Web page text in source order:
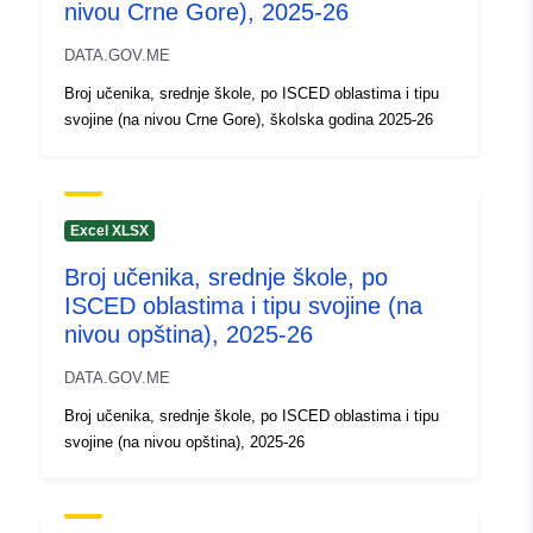
nivou Crne Gore), 2025-26
DATA.GOV.ME
Broj učenika, srednje škole, po ISCED oblastima i tipu
svojine (na nivou Crne Gore), školska godina 2025-26
Excel XLSX
Broj učenika, srednje škole, po
ISCED oblastima i tipu svojine (na
nivou opština), 2025-26
DATA.GOV.ME
Broj učenika, srednje škole, po ISCED oblastima i tipu
svojine (na nivou opština), 2025-26